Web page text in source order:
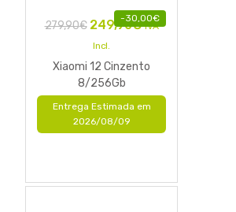
-30,00€
279,90€ 249,90€ IVA
Incl.
Xiaomi 12 Cinzento
8/256Gb
Entrega Estimada em
2026/08/09